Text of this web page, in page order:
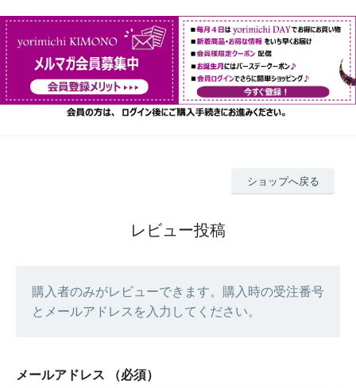
ショップへ戻る
レビュー投稿
購入者のみがレビューできます。購入時の受注番号
とメールアドレスを入力してください。
メールアドレス （必須）